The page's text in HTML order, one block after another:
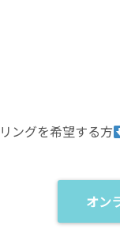
ングを希望する方
オン